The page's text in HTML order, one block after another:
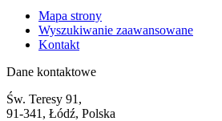
Mapa strony
Wyszukiwanie zaawansowane
Kontakt
Dane kontaktowe
Św. Teresy 91,
91-341, Łódź, Polska